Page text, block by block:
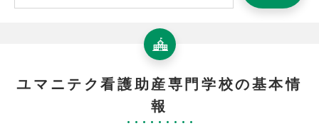
ユマニテク看護助産専門学校の基本情
報